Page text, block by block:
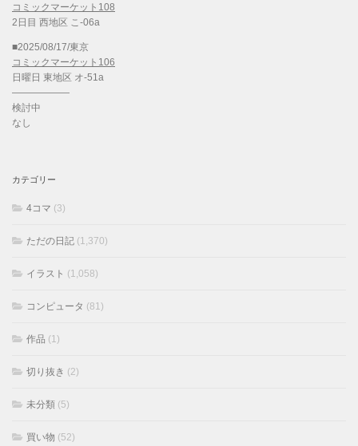
コミックマーケット108
2日目 西地区 こ-06a
■2025/08/17/東京
コミックマーケット106
日曜日 東地区 オ-51a
——————
検討中
なし
カテゴリー
4コマ (3)
ただの日記 (1,370)
イラスト (1,058)
コンピュータ (81)
作品 (1)
切り抜き (2)
未分類 (5)
買い物 (52)